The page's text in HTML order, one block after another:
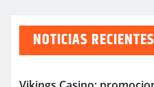
NOTICIAS RECIENTES